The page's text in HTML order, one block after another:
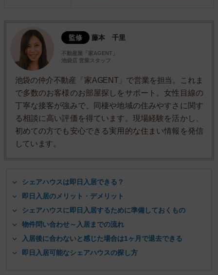
監修 藤本 千里
不動産屋「家AGENT」
池袋店 営業スタッフ
池袋の仲介不動産「家AGENT」で営業を担当。これま
で多数のお客様のお部屋探しをサポート。女性目線の
丁寧な接客が強みで、同棲や地域の住みやすさに関す
る相談に高い評価を得ています。現場経験を活かし、
初めての方でも安心できる実用的な住まい情報を発信
しています。
シェアハウスは即日入居できる？
即日入居のメリット・デメリット
シェアハウスに即日入居するために準備しておくもの
物件問い合わせ～入居までの流れ
入居後に合わないと感じた場合は1ヶ月で退去できる
即日入居可能なシェアハウスの探し方